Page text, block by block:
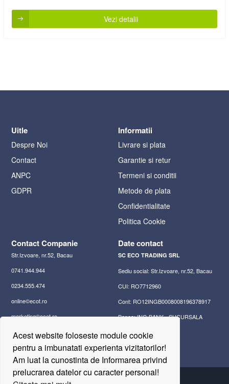
Acest website foloseste module cookie
pentru a imbunatati experienta vizitatorilor!
Am luat la cunostinta de Informarea privind
prelucrarea datelor cu caracter personal!
Vezi detalii
Uitle
Despre Noi
Contact
ANPC
GDPR
Informatii
Livrare si plata
Garantie si retur
Termeni si conditii
Metode de plata
Confidentialitate
Politica Cookie
Contact Companie
Str.Izvoare, nr.52, Bacau
0741.944.944
0234.555.474
online©ecot.ro
marketing©ecot.ro
office©ecot.ro
Date contact
SC ECO TRADING SRL
Sediu social: Str.Izvoare, nr.52, Bacau
CUI: RO7712960
Cont: RO12INGB0008008196378917
Banca: ING BANK - SUCURSALA
2026 © SC ECO TRADING SRL